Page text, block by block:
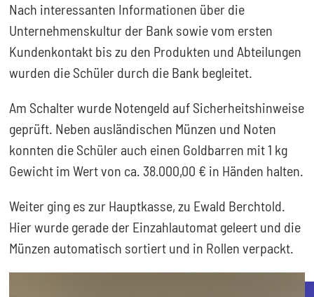
Nach interessanten Informationen über die
Unternehmenskultur der Bank sowie vom ersten
Kundenkontakt bis zu den Produkten und Abteilungen
wurden die Schüler durch die Bank begleitet.
Am Schalter wurde Notengeld auf Sicherheitshinweise
geprüft. Neben ausländischen Münzen und Noten
konnten die Schüler auch einen Goldbarren mit 1 kg
Gewicht im Wert von ca. 38.000,00 € in Händen halten.
Weiter ging es zur Hauptkasse, zu Ewald Berchtold.
Hier wurde gerade der Einzahlautomat geleert und die
Münzen automatisch sortiert und in Rollen verpackt.